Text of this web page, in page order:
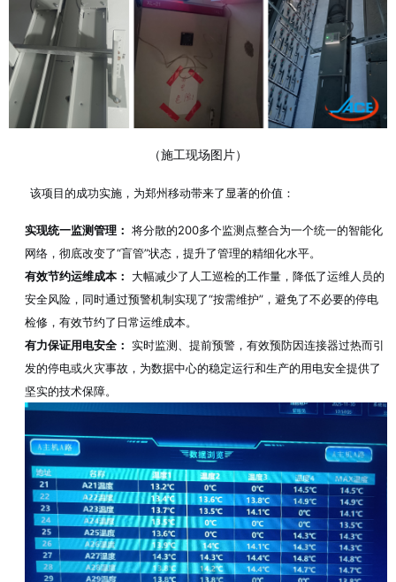
（施工现场图片）
该项目的成功实施，为郑州移动带来了显著的价值：
实现统一监测管理： 将分散的200多个监测点整合为一个统一的智能化
网络，彻底改变了“盲管”状态，提升了管理的精细化水平。
有效节约运维成本：
大幅减少了人工巡检的工作量，降低了运维人员的
安全风险，同时通过预警机制实现了“按需维护”，避免了不必要的停电
检修，有效节约了日常运维成本。
有力保证用电安全： 实时监测、提前预警，有效预防因连接器过热而引
发的停电或火灾事故，为数据中心的稳定运行和生产的用电安全提供了
坚实的技术保障。